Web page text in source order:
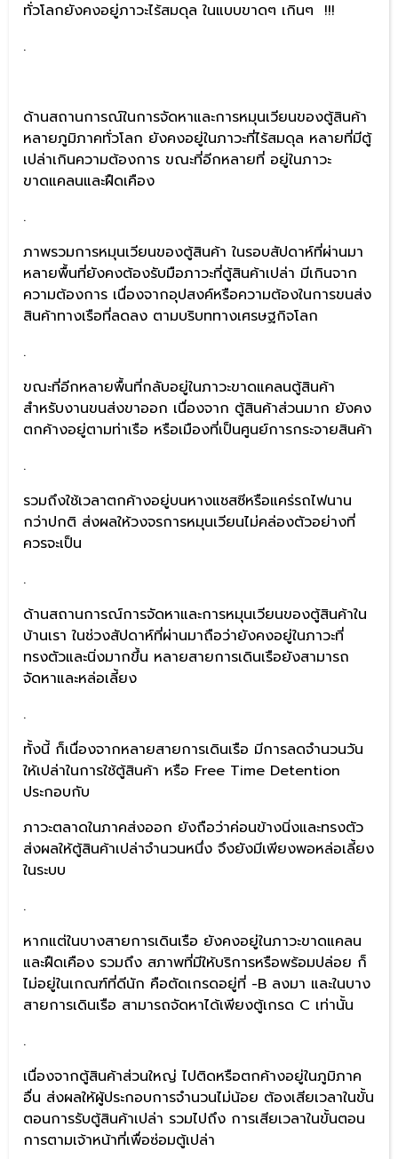
ทั่วโลกยังคงอยู่ภาวะไร้สมดุล ในแบบขาดๆ เกินๆ !!!
.
ด้านสถานการณ์ในการจัดหาและการหมุนเวียนของตู้สินค้า
หลายภูมิภาคทั่วโลก ยังคงอยู่ในภาวะที่ไร้สมดุล หลายที่มีตู้
เปล่าเกินความต้องการ ขณะที่อีกหลายที่ อยู่ในภาวะ
ขาดแคลนและฝืดเคือง
.
ภาพรวมการหมุนเวียนของตู้สินค้า ในรอบสัปดาห์ที่ผ่านมา
หลายพื้นที่ยังคงต้องรับมือภาวะที่ตู้สินค้าเปล่า มีเกินจาก
ความต้องการ เนื่องจากอุปสงค์หรือความต้องในการขนส่ง
สินค้าทางเรือที่ลดลง ตามบริบททางเศรษฐกิจโลก
.
ขณะที่อีกหลายพื้นที่กลับอยู่ในภาวะขาดแคลนตู้สินค้า
สำหรับงานขนส่งขาออก เนื่องจาก ตู้สินค้าส่วนมาก ยังคง
ตกค้างอยู่ตามท่าเรือ หรือเมืองที่เป็นศูนย์การกระจายสินค้า
.
รวมถึงใช้เวลาตกค้างอยู่บนหางแชสซีหรือแคร่รถไฟนาน
กว่าปกติ ส่งผลให้วงจรการหมุนเวียนไม่คล่องตัวอย่างที่
ควรจะเป็น
.
ด้านสถานการณ์การจัดหาและการหมุนเวียนของตู้สินค้าใน
บ้านเรา ในช่วงสัปดาห์ที่ผ่านมาถือว่ายังคงอยู่ในภาวะที่
ทรงตัวและนิ่งมากขึ้น หลายสายการเดินเรือยังสามารถ
จัดหาและหล่อเลี้ยง
.
ทั้งนี้ ก็เนื่องจากหลายสายการเดินเรือ มีการลดจำนวนวัน
ให้เปล่าในการใช้ตู้สินค้า หรือ Free Time Detention
ประกอบกับ
ภาวะตลาดในภาคส่งออก ยังถือว่าค่อนข้างนิ่งและทรงตัว
ส่งผลให้ตู้สินค้าเปล่าจำนวนหนึ่ง จึงยังมีเพียงพอหล่อเลี้ยง
ในระบบ
.
หากแต่ในบางสายการเดินเรือ ยังคงอยู่ในภาวะขาดแคลน
และฝืดเคือง รวมถึง สภาพที่มีให้บริการหรือพร้อมปล่อย ก็
ไม่อยู่ในเกณฑ์ที่ดีนัก คือตัดเกรดอยู่ที่ -B ลงมา และในบาง
สายการเดินเรือ สามารถจัดหาได้เพียงตู้เกรด C เท่านั้น
.
เนื่องจากตู้สินค้าส่วนใหญ่ ไปติดหรือตกค้างอยู่ในภูมิภาค
อื่น ส่งผลให้ผู้ประกอบการจำนวนไม่น้อย ต้องเสียเวลาในขั้น
ตอนการรับตู้สินค้าเปล่า รวมไปถึง การเสียเวลาในขั้นตอน
การตามเจ้าหน้าที่เพื่อซ่อมตู้เปล่า